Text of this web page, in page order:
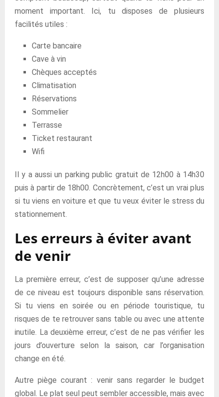
moment important. Ici, tu disposes de plusieurs
facilités utiles :
Carte bancaire
Cave à vin
Chèques acceptés
Climatisation
Réservations
Sommelier
Terrasse
Ticket restaurant
Wifi
Il y a aussi un parking public gratuit de 12h00 à 14h30
puis à partir de 18h00. Concrètement, c’est un vrai plus
si tu viens en voiture et que tu veux éviter le stress du
stationnement.
Les erreurs à éviter avant
de venir
La première erreur, c’est de supposer qu’une adresse
de ce niveau est toujours disponible sans réservation.
Si tu viens en soirée ou en période touristique, tu
risques de te retrouver sans table ou avec une attente
inutile. La deuxième erreur, c’est de ne pas vérifier les
jours d’ouverture selon la saison, car l’organisation
change en été.
Autre piège courant : venir sans regarder le budget
global. Le plat seul peut sembler accessible, mais avec